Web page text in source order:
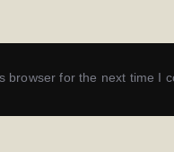
browser for the next time I